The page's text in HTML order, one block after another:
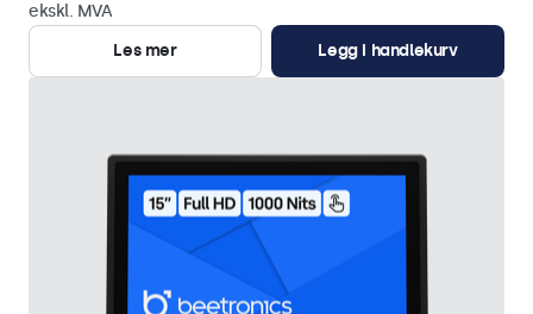
ekskl. MVA
Les mer
Legg i handlekurv